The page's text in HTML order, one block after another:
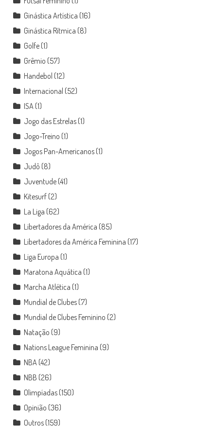
Ginástica Artística (16)
Ginástica Rítmica (8)
Golfe(1)
Grêmio (57)
Handebol (12)
Internacional (52)
ISA (1)
Jogo das Estrelas(1)
Jogo-Treino (1)
Jogos Pan-Americanos(1)
Judô (8)
Juventude(41)
Kitesurf(2)
La Liga (62)
Libertadores da América (85)
Libertadores da América Feminina (17)
Liga Europa (1)
Maratona Aquática (1)
Marcha Atlética (1)
Mundial de Clubes(7)
Mundial de Clubes Feminino (2)
Natação (9)
Nations League Feminina (9)
NBA (42)
NBB (26)
Olimpíadas(150)
Opinião (36)
Outros(159)